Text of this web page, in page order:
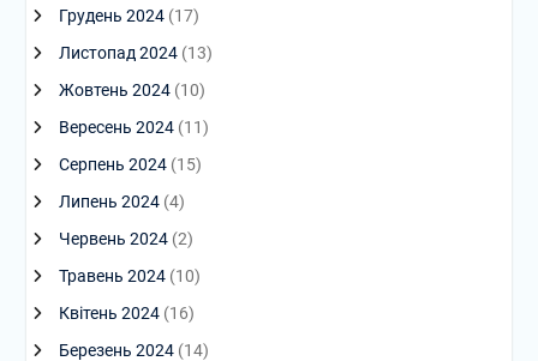
Грудень 2024(17)
Листопад 2024(13)
Жовтень 2024(10)
Вересень 2024(11)
Серпень 2024(15)
Липень 2024(4)
Червень 2024(2)
Травень 2024(10)
Квітень 2024(16)
Березень 2024(14)